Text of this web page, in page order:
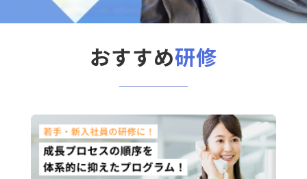
おすすめ研修